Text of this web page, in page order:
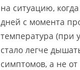
на ситуацию,
дней с момента
температура (при
стало легче
симптомов, а не